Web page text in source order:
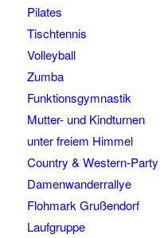
Pilates
Tischtennis
Volleyball
Zumba
Funktionsgymnastik
Mutter- und Kindturnen
unter freiem Himmel
Country & Western-Party
Damenwanderrallye
Flohmark Grußendorf
Laufgruppe